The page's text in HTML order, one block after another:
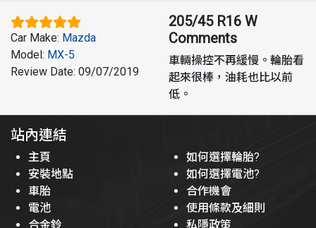
Car Make: Mazda
Model: MX-5
Review Date: 09/07/2019
205/45 R16 W
Comments
車輛操控不再緩慢。輪胎看
起來很棒，油耗也比以前
低。
站內連結
主頁
安裝地點
車胎
電池
合金鈴
如何選擇輪胎?
如何選擇電池?
合作機會
使用條款及細則
私隱政策